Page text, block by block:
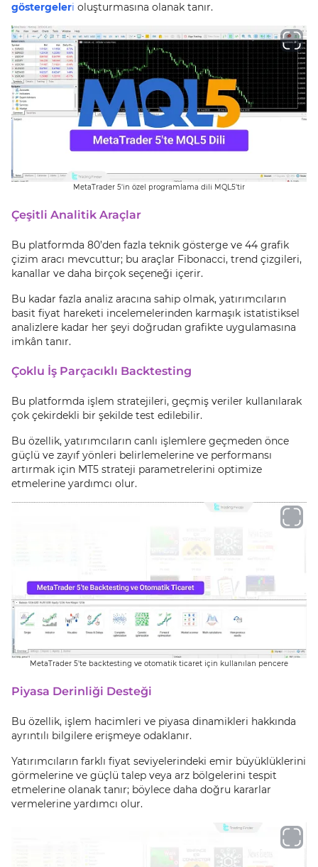
göstergeleri oluşturmasına olanak tanır.
MetaTrader 5'in özel programlama dili MQL5'tir
Çeşitli Analitik Araçlar
Bu platformda 80’den fazla teknik gösterge ve 44 grafik
çizim aracı mevcuttur; bu araçlar Fibonacci, trend çizgileri,
kanallar ve daha birçok seçeneği içerir.
Bu kadar fazla analiz aracına sahip olmak, yatırımcıların
basit fiyat hareketi incelemelerinden karmaşık istatistiksel
analizlere kadar her şeyi doğrudan grafikte uygulamasına
imkân tanır.
Çoklu İş Parçacıklı Backtesting
Bu platformda işlem stratejileri, geçmiş veriler kullanılarak
çok çekirdekli bir şekilde test edilebilir.
Bu özellik, yatırımcıların canlı işlemlere geçmeden önce
güçlü ve zayıf yönleri belirlemelerine ve performansı
artırmak için MT5 strateji parametrelerini optimize
etmelerine yardımcı olur.
MetaTrader 5'te backtesting ve otomatik ticaret için kullanılan pencere
Piyasa Derinliği Desteği
Bu özellik, işlem hacimleri ve piyasa dinamikleri hakkında
ayrıntılı bilgilere erişmeye odaklanır.
Yatırımcıların farklı fiyat seviyelerindeki emir büyüklüklerini
görmelerine ve güçlü talep veya arz bölgelerini tespit
etmelerine olanak tanır; böylece daha doğru kararlar
vermelerine yardımcı olur.